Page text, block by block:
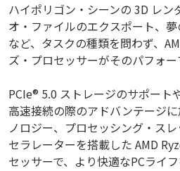
ハイポリゴン・シーンの 3D レ
オ・ファイルのエクスポート、
など、タスクの種類を問わず、
ズ・プロセッサーがそのパフォー
PCIe® 5.0 ストレージのサポート
高速接続の際のアドバンテージに
ノロジー、プロセッシング・ス
セラレーターを搭載した AMD
セッサーで、より快適なPCライ